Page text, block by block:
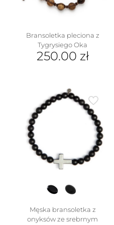
Bransoletka pleciona z
Tygrysiego Oka
250.00 zł
Męska bransoletka z
onyksów ze srebrnym